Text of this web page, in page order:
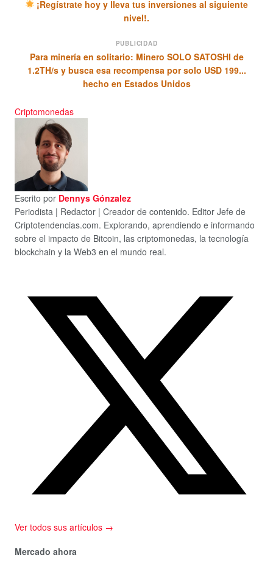
¡Regístrate hoy y lleva tus inversiones al siguiente
nivel!.
PUBLICIDAD
Para minería en solitario: Minero SOLO SATOSHI de
1.2TH/s y busca esa recompensa por solo USD 199...
hecho en Estados Unidos
Criptomonedas
Escrito por Dennys Gónzalez
Periodista | Redactor | Creador de contenido. Editor Jefe de
Criptotendencias.com. Explorando, aprendiendo e informando
sobre el impacto de Bitcoin, las criptomonedas, la tecnología
blockchain y la Web3 en el mundo real.
Ver todos sus artículos →
Mercado ahora